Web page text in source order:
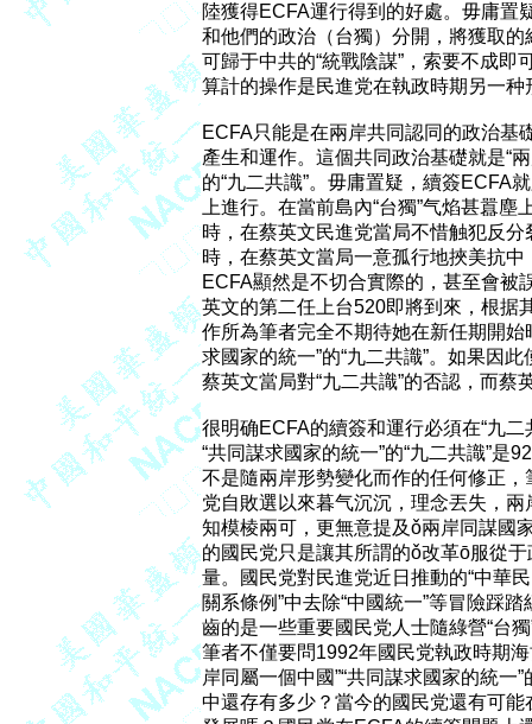
陸獲得ECFA運行得到的好處。毋庸置
和他們的政治（台獨）分開，將獲取的
可歸于中共的“統戰陰謀”，索要不成即
算計的操作是民進党在執政時期另一
ECFA只能是在兩岸共同認同的政治基
產生和運作。這個共同政治基礎就是“
的“九二共識”。毋庸置疑，續簽ECFA
上進行。在當前島內“台獨”气焰甚囂塵
時，在蔡英文民進党當局不惜触犯反分
時，在蔡英文當局一意孤行地挾美抗
ECFA顯然是不切合實際的，甚至會被
英文的第二任上台520即將到來，根据
作所為筆者完全不期待她在新任期開始
求國家的統一”的“九二共識”。如果因
蔡英文當局對“九二共識”的否認，而
很明确ECFA的續簽和運行必須在“九二
“共同謀求國家的統一”的“九二共識”是
不是隨兩岸形勢變化而作的任何修正
党自敗選以來暮气沉沉，理念丟失，
知模棱兩可，更無意提及ǒ兩岸同謀國
的國民党只是讓其所謂的ǒ改革ō服從
量。國民党對民進党近日推動的“中華
關系條例”中去除“中國統一”等冒險踩
齒的是一些重要國民党人士隨綠營“台
筆者不僅要問1992年國民党執政時期
岸同屬一個中國”“共同謀求國家的統一
中還存有多少？當今的國民党還有可能